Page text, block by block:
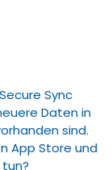
Sync
Daten in
sind.
App Store und